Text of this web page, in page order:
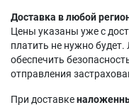
Доставка в любой
Цены указаны уже с
платить не нужно
обеспечить
отправления
При доставке